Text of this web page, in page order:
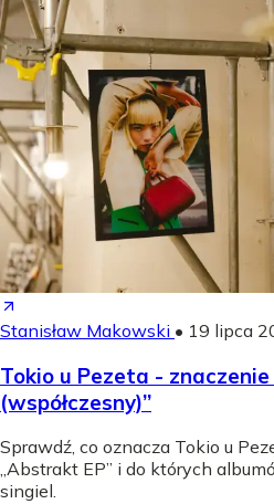
Stanisław Makowski • 19 lipca
Tokio u Pezeta -
(współczesny)”
Sprawdź, co oznacza Tokio u
„Abstrakt EP” i do których
singiel.